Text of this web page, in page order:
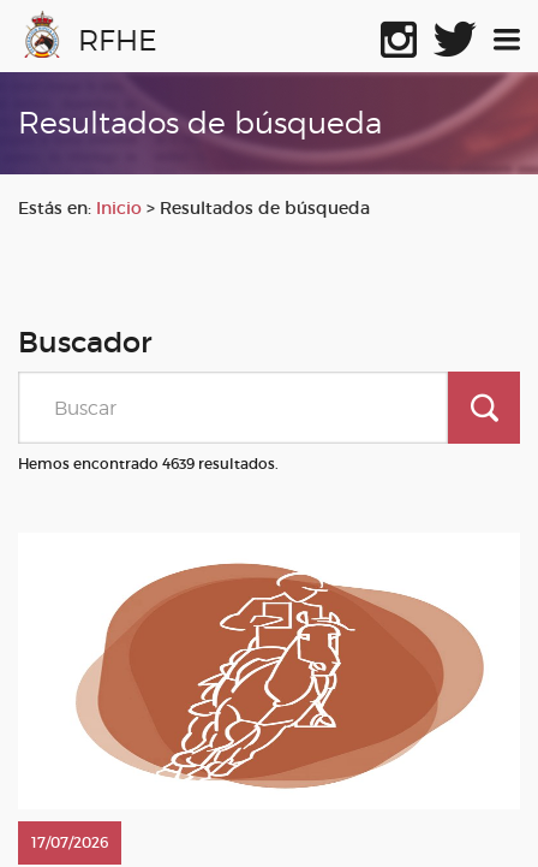
RFHE
Resultados de búsqueda
Estás en: Inicio > Resultados de búsqueda
Buscador
Hemos encontrado 4639 resultados.
17/07/2026